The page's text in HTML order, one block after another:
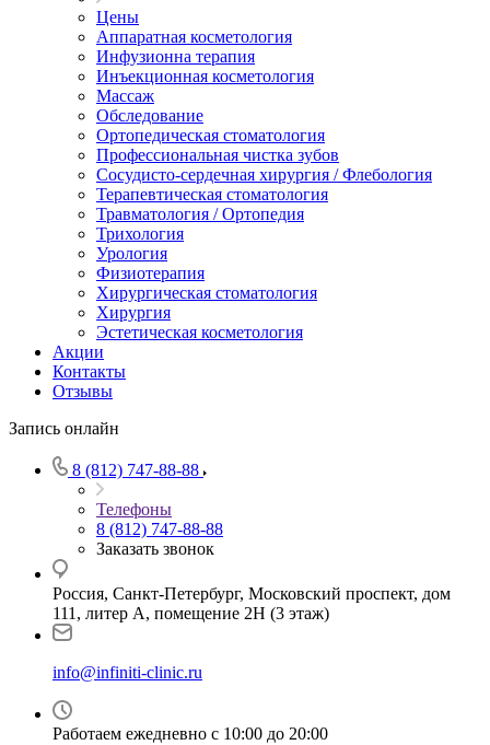
Цены
Аппаратная косметология
Инфузионна терапия
Инъекционная косметология
Массаж
Обследование
Ортопедическая стоматология
Профессиональная чистка зубов
Сосудисто-сердечная хирургия / Флебология
Терапевтическая стоматология
Травматология / Ортопедия
Трихология
Урология
Физиотерапия
Хирургическая стоматология
Хирургия
Эстетическая косметология
Акции
Контакты
Отзывы
Запись онлайн
8 (812) 747-88-88
Телефоны
8 (812) 747-88-88
Заказать звонок
Россия, Санкт-Петербург, Московский проспект, дом
111, литер А, помещение 2Н (3 этаж)
info@infiniti-clinic.ru
Работаем ежедневно с 10:00 до 20:00